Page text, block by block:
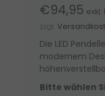
€94,95 exkl.
zzgl.
Die LED
modernem
Bitte wählen